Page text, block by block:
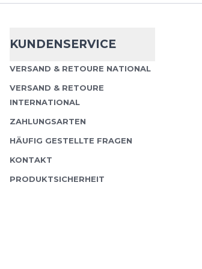
Die Essentials Warm Lauf- und Trainings-Tights
begleiten dich auf...
OdloEssential Warm Tights
KUNDENSERVICE
VERSAND & RETOURE NATIONAL
VERSAND & RETOURE
INTERNATIONAL
ZAHLUNGSARTEN
HÄUFIG GESTELLTE FRAGEN
KONTAKT
PRODUKTSICHERHEIT